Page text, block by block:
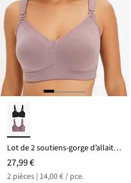
Lot de 2 soutiens-gorge d’allaitement coton sans armatures
27,99 €
2 pièces | 14,00 € / pce.